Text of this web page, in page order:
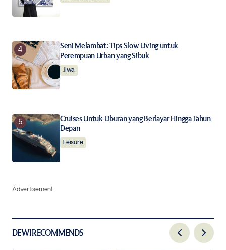
Seni Melambat: Tips Slow Living untuk
Perempuan Urban yang Sibuk
Jiwa
Cruises Untuk Liburan yang Berlayar Hingga Tahun
Depan
Leisure
Advertisement
DEWI RECOMMENDS